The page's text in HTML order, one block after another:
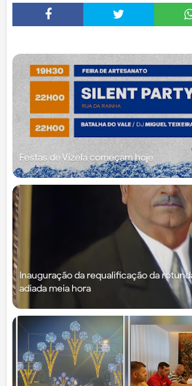
Festas de Vizela começam hoje
Inauguração da requalificação da
adiada meia hora